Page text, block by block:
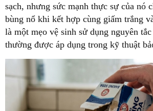
sạch, nhưng sức mạnh thực sự của nó
bùng nổ khi kết hợp cùng giấm trắng
là một mẹo vệ sinh sử dụng nguyên
thường được áp dụng trong kỹ thuật